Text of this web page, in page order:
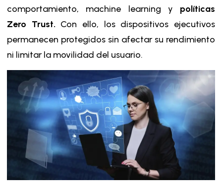
comportamiento, machine learning y políticas
Zero Trust. Con ello, los dispositivos ejecutivos
permanecen protegidos sin afectar su rendimiento
ni limitar la movilidad del usuario.